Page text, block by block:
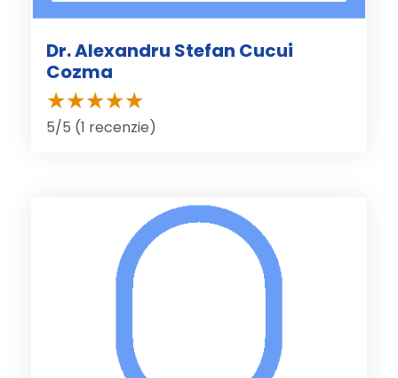
Dr. Alexandru Stefan Cucui
Cozma
5/5 (1 recenzie)